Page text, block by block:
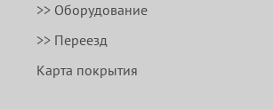
>> Оборудование
>> Переезд
Карта покрытия